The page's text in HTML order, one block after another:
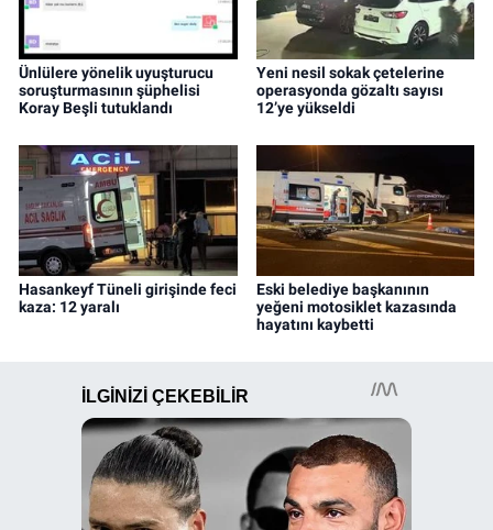
Ünlülere yönelik uyuşturucu
soruşturmasının şüphelisi
Koray Beşli tutuklandı
Yeni nesil sokak çetelerine
operasyonda gözaltı sayısı
12’ye yükseldi
Hasankeyf Tüneli girişinde feci
kaza: 12 yaralı
Eski belediye başkanının
yeğeni motosiklet kazasında
hayatını kaybetti